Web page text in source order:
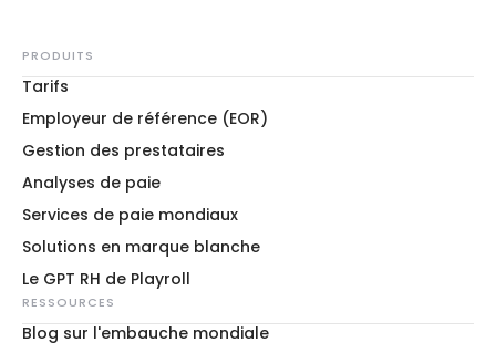
PRODUITS
Tarifs
Employeur de référence (EOR)
Gestion des prestataires
Analyses de paie
Services de paie mondiaux
Solutions en marque blanche
Le GPT RH de Playroll
RESSOURCES
Blog sur l'embauche mondiale